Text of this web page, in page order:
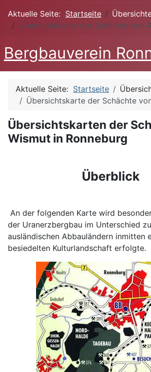
Aktuelle Seite: Startseite
Übersichtskarte der Schächte von
Bergbauverein
Aktuelle Seite: Startseite
Übersichtskarte der Schächte
Übersichtskarten der
Wismut in Ronneburg
Überblick
An der folgenden Karte wird
der Uranerzbergbau im Unterschied
ausländischen Abbauländern inmitten
besiedelten Kulturlandschaft erfolgte.